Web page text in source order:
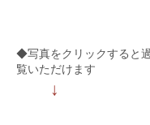
◆写真をクリックすると
覧いただけます
↓